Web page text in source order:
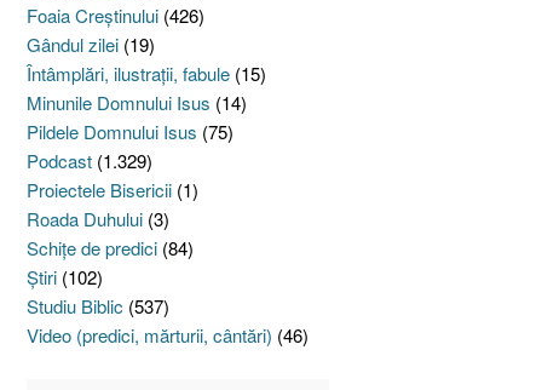
Foaia Creştinului (426)
Gândul zilei (19)
Întâmplări, ilustraţii, fabule (15)
Minunile Domnului Isus (14)
Pildele Domnului Isus (75)
Podcast (1.329)
Proiectele Bisericii (1)
Roada Duhului (3)
Schiţe de predici (84)
Ştiri (102)
Studiu Biblic (537)
Video (predici, mărturii, cântări) (46)